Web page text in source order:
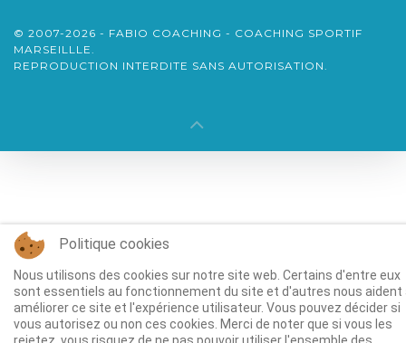
© 2007-2026 - FABIO COACHING - COACHING SPORTIF
MARSEILLLE.
REPRODUCTION INTERDITE SANS AUTORISATION.
Politique cookies
Nous utilisons des cookies sur notre site web. Certains d'entre eux
sont essentiels au fonctionnement du site et d'autres nous aident
améliorer ce site et l'expérience utilisateur. Vous pouvez décider si
vous autorisez ou non ces cookies. Merci de noter que si vous les